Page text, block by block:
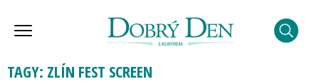
TAGY: ZLÍN FEST SCREEN